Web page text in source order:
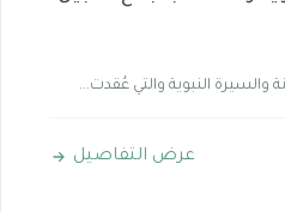
النبوية والتي عُقدت...
عرض التفاصيل